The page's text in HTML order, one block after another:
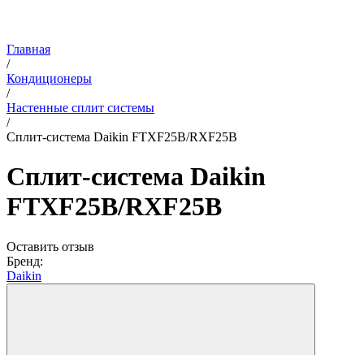
Главная
/
Кондиционеры
/
Настенные сплит системы
/
Сплит-система Daikin FTXF25B/RXF25B
Сплит-система Daikin
FTXF25B/RXF25B
Оставить отзыв
Бренд:
Daikin